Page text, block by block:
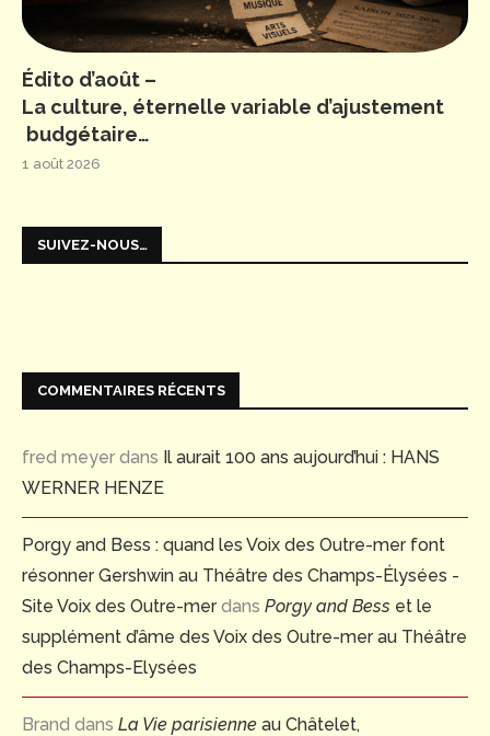
Édito d’août –
La culture, éternelle variable d’ajustement
budgétaire…
1 août 2026
SUIVEZ-NOUS…
COMMENTAIRES RÉCENTS
fred meyer dans Il aurait 100 ans aujourd’hui : HANS
WERNER HENZE
Porgy and Bess : quand les Voix des Outre-mer font
résonner Gershwin au Théâtre des Champs-Élysées -
Site Voix des Outre-merdans Porgy and Bess et le
supplément d’âme des Voix des Outre-mer au Théâtre
des Champs-Elysées
Brand dans La Vie parisienne au Châtelet,